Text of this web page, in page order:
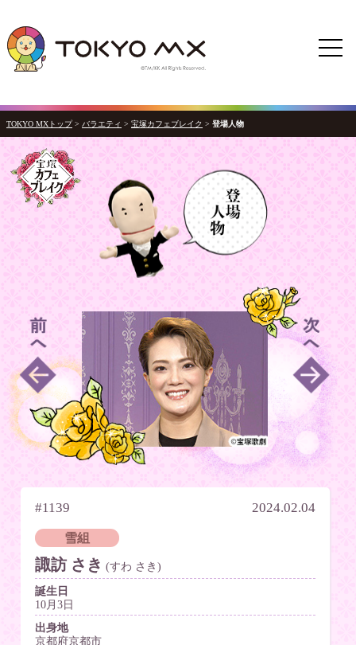
TOKYO MXトップ> バラエティ > 宝塚カフェブレイク > 登場人物
#1139 2024.02.04
雪組
諏訪 さき (すわ さき)
誕生日
10月3日
出身地
京都府京都市